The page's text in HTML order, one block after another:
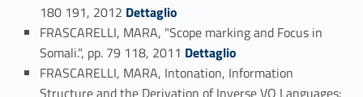
180 191, 2012 Link identifier #identifier_person_112498-56
Dettaglio
FRASCARELLI, MARA, "Scope marking and Focus in
Somali.", pp. 79 118, 2011 Link identifier #identifier_person_147754-57
Dettaglio
FRASCARELLI, MARA, Intonation, Information